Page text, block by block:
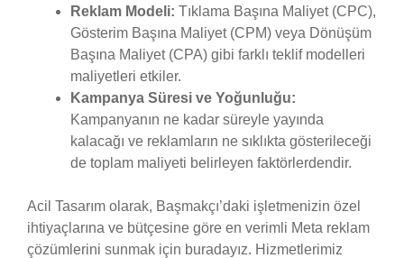
Reklam Modeli: Tıklama Başına Maliyet (CPC),
Gösterim Başına Maliyet (CPM) veya Dönüşüm
Başına Maliyet (CPA) gibi farklı teklif modelleri
maliyetleri etkiler.
Kampanya Süresi ve Yoğunluğu:
Kampanyanın ne kadar süreyle yayında
kalacağı ve reklamların ne sıklıkta gösterileceği
de toplam maliyeti belirleyen faktörlerdendir.
Acil Tasarım olarak, Başmakçı’daki işletmenizin özel
ihtiyaçlarına ve bütçesine göre en verimli Meta reklam
çözümlerini sunmak için buradayız. Hizmetlerimiz